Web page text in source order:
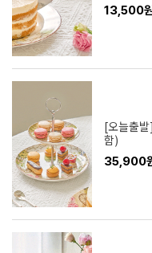
13,500
[오늘출
함)
35,900